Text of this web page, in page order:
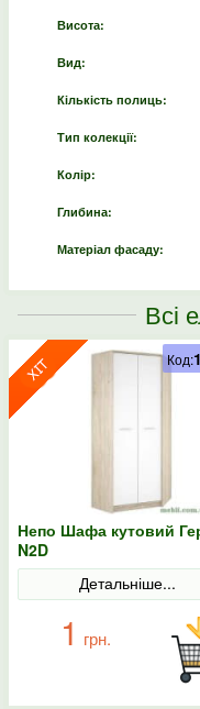
Висота:
Вид:
Кількість полиць:
Тип колекції:
Колір:
Глибина:
Матеріал фасаду:
Всі
Непо Шафа кутовий
N2D
Детальніше...
1 грн.
Код: